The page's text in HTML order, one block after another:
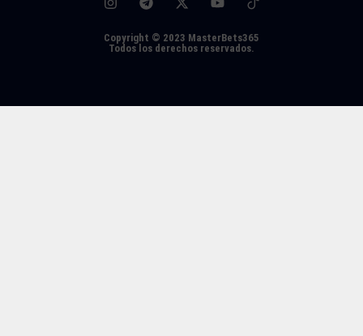
Copyright © 2023 MasterBets365
Todos los derechos reservados.